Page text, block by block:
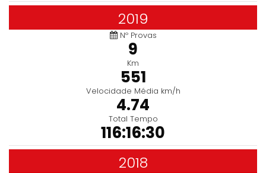
2019
Nº Provas
9
Km
551
Velocidade Média km/h
4.74
Total Tempo
116:16:30
2018